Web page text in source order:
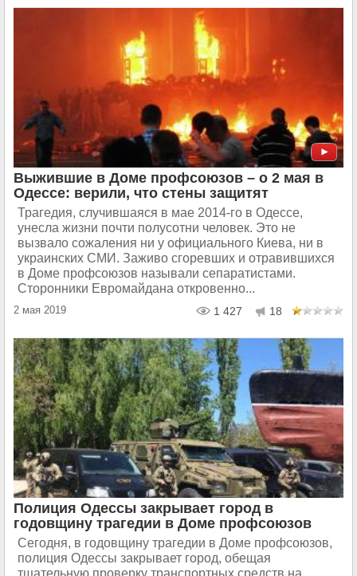
Выжившие в Доме профсоюзов – о 2 мая в
Одессе: верили, что стены защитят
Трагедия, случившаяся в мае 2014-го в Одессе,
унесла жизни почти полусотни человек. Это не
вызвало сожаления ни у официального Киева, ни в
украинских СМИ. Заживо сгоревших и отравившихся
в Доме профсоюзов называли сепаратистами.
Сторонники Евромайдана откровенно...
2 мая 2019 1 427 18
Полиция Одессы закрывает город в
годовщину трагедии в Доме профсоюзов
Сегодня, в годовщину трагедии в Доме профсоюзов,
полиция Одессы закрывает город, обещая